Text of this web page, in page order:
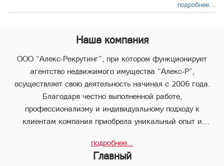
подробнее...
Наша компания
ООО “Алекс-Рекрутинг”, при котором функционирует
агентство недвижимого имущества “Алекс-Р”,
осуществляет свою деятельность начиная с 2006 года.
Благодаря честно выполненной работе,
профессионализму и индивидуальному подходу к
клиентам компания приобрела уникальный опыт и
В компании “Алекс-Р” предоставляется целый пакет
услуг, что позволяет клиенту с наименьшими потерями во
подробнее...
Главный